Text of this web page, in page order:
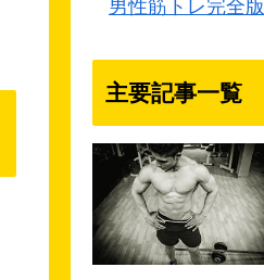
男性筋トレ完全版
主要記事一覧